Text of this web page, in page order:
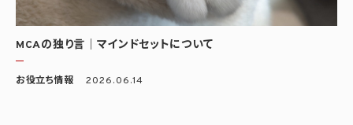
MCAの独り言｜マインドセットについて
お役立ち情報 2026.06.14